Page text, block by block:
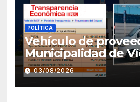
POLÍTICA
Vehículo de
Municipalidad de
Larco aparece con
de campaña de
Clement
03/08/2026